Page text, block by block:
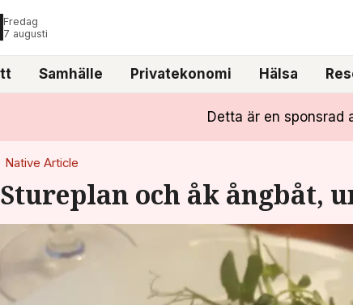
Fredag
7 augusti
Samhälle Privatekonomi Hälsa
Detta är en sponsrad
Native Article
och åk ångbåt,